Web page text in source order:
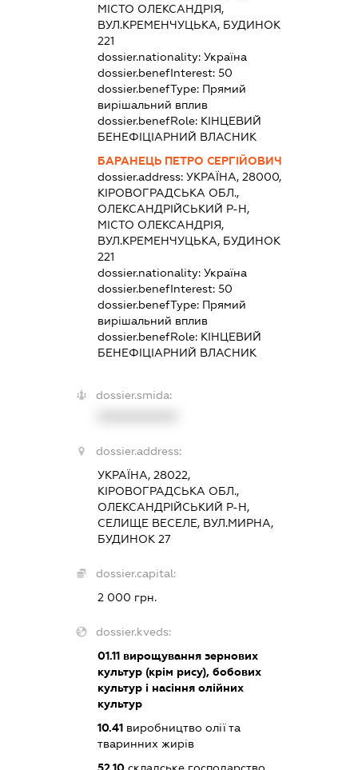
МІСТО ОЛЕКСАНДРІЯ,
ВУЛ.КРЕМЕНЧУЦЬКА, БУДИНОК
221
dossier.nationality:Україна
dossier.benefInterest:50
dossier.benefType: Прямий
вирішальний вплив
dossier.benefRole: КІНЦЕВИЙ
БЕНЕФІЦІАРНИЙ ВЛАСНИК
БАРАНЕЦЬ ПЕТРО СЕРГІЙОВИЧ
dossier.address:УКРАЇНА, 28000,
КІРОВОГРАДСЬКА ОБЛ.,
ОЛЕКСАНДРІЙСЬКИЙ Р-Н,
МІСТО ОЛЕКСАНДРІЯ,
ВУЛ.КРЕМЕНЧУЦЬКА, БУДИНОК
221
dossier.nationality:Україна
dossier.benefInterest:50
dossier.benefType: Прямий
вирішальний вплив
dossier.benefRole: КІНЦЕВИЙ
БЕНЕФІЦІАРНИЙ ВЛАСНИК
dossier.smida:
dossier.address:
УКРАЇНА, 28022,
КІРОВОГРАДСЬКА ОБЛ.,
ОЛЕКСАНДРІЙСЬКИЙ Р-Н,
СЕЛИЩЕ ВЕСЕЛЕ, ВУЛ.МИРНА,
БУДИНОК 27
dossier.capital:
2 000 грн.
dossier.kveds:
01.11 вирощування зернових
культур (крім рису), бобових
культур і насіння олійних
культур
10.41 виробництво олії та
тваринних жирів